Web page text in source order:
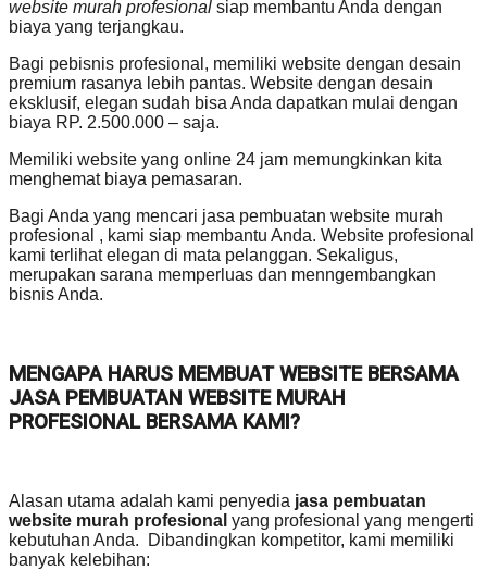
website murah profesional siap membantu Anda dengan
biaya yang terjangkau.
Bagi pebisnis profesional, memiliki website dengan desain
premium rasanya lebih pantas. Website dengan desain
eksklusif, elegan sudah bisa Anda dapatkan mulai dengan
biaya RP. 2.500.000 – saja.
Memiliki website yang online 24 jam memungkinkan kita
menghemat biaya pemasaran.
Bagi Anda yang mencari jasa pembuatan website murah
profesional , kami siap membantu Anda. Website profesional
kami terlihat elegan di mata pelanggan. Sekaligus,
merupakan sarana memperluas dan menngembangkan
bisnis Anda.
MENGAPA HARUS MEMBUAT WEBSITE BERSAMA
JASA PEMBUATAN WEBSITE MURAH
PROFESIONAL BERSAMA KAMI?
Alasan utama adalah kami penyedia jasa pembuatan
website murah profesional yang profesional yang mengerti
kebutuhan Anda. Dibandingkan kompetitor, kami memiliki
banyak kelebihan: